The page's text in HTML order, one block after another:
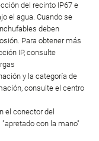
del recinto IP67 e
el agua. Cuando se
deben
Para obtener más
IP, consulte
y la categoría de
consulte el centro
el conector del
con la mano"